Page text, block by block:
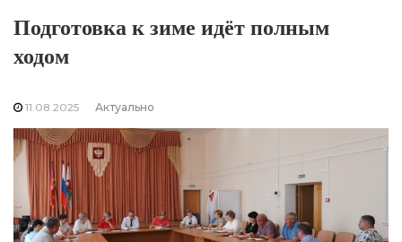
Подготовка к зиме идёт полным
ходом
11.08.2025 Актуально